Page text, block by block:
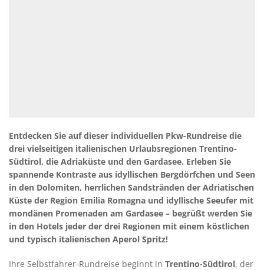
Entdecken Sie auf dieser individuellen Pkw-Rundreise die
drei vielseitigen italienischen Urlaubsregionen Trentino-
Südtirol, die Adriaküste und den Gardasee. Erleben Sie
spannende Kontraste aus idyllischen Bergdörfchen und Seen
in den Dolomiten, herrlichen Sandstränden der Adriatischen
Küste der Region Emilia Romagna und idyllische Seeufer mit
mondänen Promenaden am Gardasee – begrüßt werden Sie
in den Hotels jeder der drei Regionen mit einem köstlichen
und typisch italienischen Aperol Spritz!
Ihre Selbstfahrer-Rundreise beginnt in Trentino-Südtirol, der